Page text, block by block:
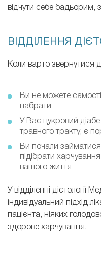
відчути себе бадьорим,
ВІДДІЛЕННЯ
Коли варто звернутися
Ви не можете
набрати
У Вас цукровий
травного тракту, є
Ви почали займатися
підібрати
вашого життя
У відділенні дієтології
індивідуальний підхід
пацієнта, ніяких
здорове харчування.